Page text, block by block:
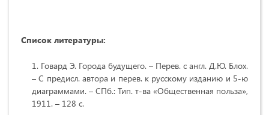
Список литературы:
Говард Э. Города будущего. – Перев. с англ. Д.Ю. Блох.
– С предисл. автора и перев. к русскому изданию и 5-ю
диаграммами. – СПб.: Тип. т-ва «Общественная польза»,
1911. – 128 с.